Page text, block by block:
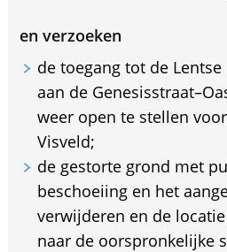
en verzoeken
de toegang tot de
aan de
weer open te stellen
Visveld;
de gestorte grond met
beschoeiing en het
verwijderen en de
naar de oorspronkelijke